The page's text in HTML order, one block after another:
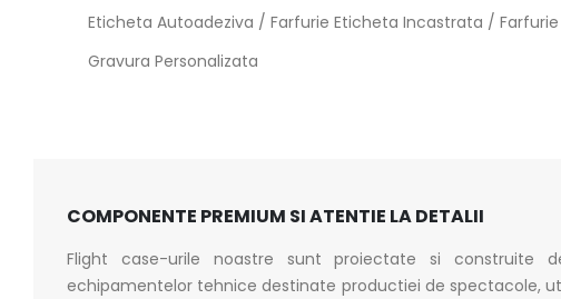
Eticheta Autoadeziva / Farfurie Eticheta Incastrata /
Gravura Personalizata
COMPONENTE PREMIUM SI ATENTIE LA DETALII
Flight case-urile noastre sunt proiectate si construite
echipamentelor tehnice destinate productiei de spectacole,